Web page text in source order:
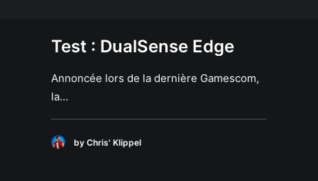
Test : DualSense Edge
Annoncée lors de la dernière Gamescom,
la…
by Chris' Klippel